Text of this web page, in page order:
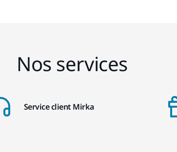
Nos services
Service client Mirka